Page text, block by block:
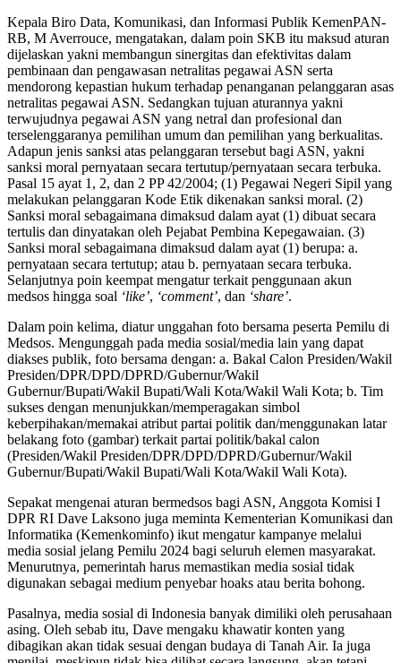
Kepala Biro Data, Komunikasi, dan Informasi Publik KemenPAN-
RB, M Averrouce, mengatakan, dalam poin SKB itu maksud aturan
dijelaskan yakni membangun sinergitas dan efektivitas dalam
pembinaan dan pengawasan netralitas pegawai ASN serta
mendorong kepastian hukum terhadap penanganan pelanggaran asas
netralitas pegawai ASN. Sedangkan tujuan aturannya yakni
terwujudnya pegawai ASN yang netral dan profesional dan
terselenggaranya pemilihan umum dan pemilihan yang berkualitas.
Adapun jenis sanksi atas pelanggaran tersebut bagi ASN, yakni
sanksi moral pernyataan secara tertutup/pernyataan secara terbuka.
Pasal 15 ayat 1, 2, dan 2 PP 42/2004; (1) Pegawai Negeri Sipil yang
melakukan pelanggaran Kode Etik dikenakan sanksi moral. (2)
Sanksi moral sebagaimana dimaksud dalam ayat (1) dibuat secara
tertulis dan dinyatakan oleh Pejabat Pembina Kepegawaian. (3)
Sanksi moral sebagaimana dimaksud dalam ayat (1) berupa: a.
pernyataan secara tertutup; atau b. pernyataan secara terbuka.
Selanjutnya poin keempat mengatur terkait penggunaan akun
medsos hingga soal ‘like’, ‘comment’, dan ‘share’.
Dalam poin kelima, diatur unggahan foto bersama peserta Pemilu di
Medsos. Mengunggah pada media sosial/media lain yang dapat
diakses publik, foto bersama dengan: a. Bakal Calon Presiden/Wakil
Presiden/DPR/DPD/DPRD/Gubernur/Wakil
Gubernur/Bupati/Wakil Bupati/Wali Kota/Wakil Wali Kota; b. Tim
sukses dengan menunjukkan/memperagakan simbol
keberpihakan/memakai atribut partai politik dan/menggunakan latar
belakang foto (gambar) terkait partai politik/bakal calon
(Presiden/Wakil Presiden/DPR/DPD/DPRD/Gubernur/Wakil
Gubernur/Bupati/Wakil Bupati/Wali Kota/Wakil Wali Kota).
Sepakat mengenai aturan bermedsos bagi ASN, Anggota Komisi I
DPR RI Dave Laksono juga meminta Kementerian Komunikasi dan
Informatika (Kemenkominfo) ikut mengatur kampanye melalui
media sosial jelang Pemilu 2024 bagi seluruh elemen masyarakat.
Menurutnya, pemerintah harus memastikan media sosial tidak
digunakan sebagai medium penyebar hoaks atau berita bohong.
Pasalnya, media sosial di Indonesia banyak dimiliki oleh perusahaan
asing. Oleh sebab itu, Dave mengaku khawatir konten yang
dibagikan akan tidak sesuai dengan budaya di Tanah Air. Ia juga